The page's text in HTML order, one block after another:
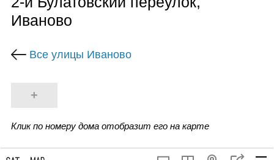
Иваново
Все улицы Иваново
+
Клик по номеру дома отобразит его на карте